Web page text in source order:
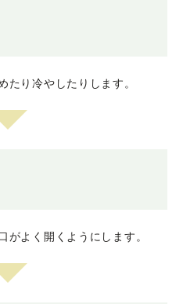
たり冷やしたりします。
がよく開くようにします。